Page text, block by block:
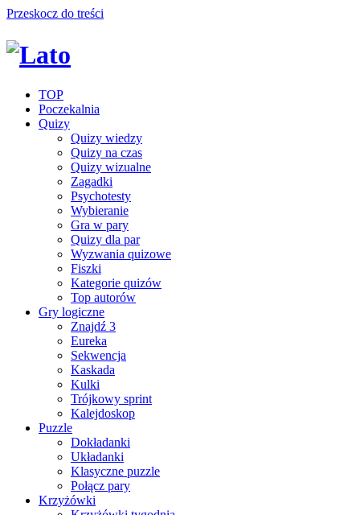
Przeskocz do treści
TOP
Poczekalnia
Quizy
Quizy wiedzy
Quizy na czas
Quizy wizualne
Zagadki
Psychotesty
Wybieranie
Gra w pary
Quizy dla par
Wyzwania quizowe
Fiszki
Kategorie quizów
Top autorów
Gry logiczne
Znajdź 3
Eureka
Sekwencja
Kaskada
Kulki
Trójkowy sprint
Kalejdoskop
Puzzle
Dokładanki
Układanki
Klasyczne puzzle
Połącz pary
Krzyżówki